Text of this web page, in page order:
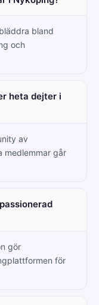
bland
och
heta dejter i
av
medlemmar går
gör
för